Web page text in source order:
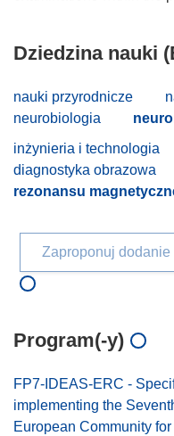
Dziedzina nauki
nauki przyrodnicze
neurobiologia
inżynieria i technologia
diagnostyka obrazowa
rezonansu
Zaproponuj
Program(-y)
FP7-IDEAS-ERC -
implementing the
European Community